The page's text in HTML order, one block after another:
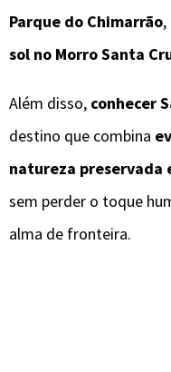
Parque do Chimarrão
sol no Morro Santa
Além disso, conhecer
destino que combina
natureza
sem perder o toque
alma de fronteira.